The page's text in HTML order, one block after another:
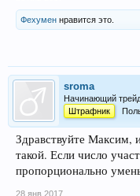
Фехумен нравится это.
sroma
Начинающий
Штрафник
Здравствуйте Максим,
такой. Если число
пропорционально
28 янв 2017